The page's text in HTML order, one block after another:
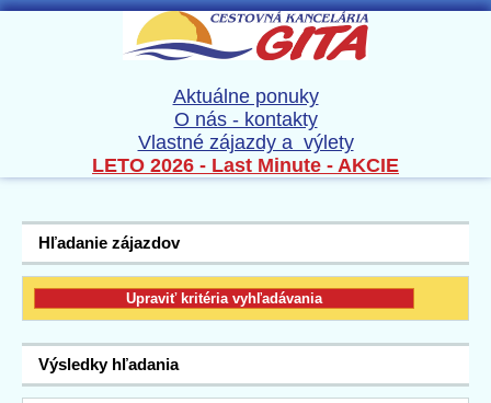
Aktuálne ponuky
O nás - kontakty
Vlastné zájazdy a výlety
LETO 2026 - Last Minute - AKCIE
Hľadanie zájazdov
Výsledky hľadania